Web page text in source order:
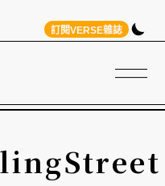
訂閱VERSE雜誌